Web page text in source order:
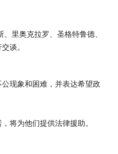
里奥克拉罗、圣格特鲁德、
谈。
现象和困难，并表达希望政
将为他们提供法律援助。